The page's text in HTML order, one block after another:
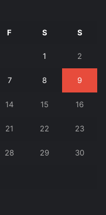
F S S
1 2
7 8 9
14 15 16
21 22 23
28 29 30